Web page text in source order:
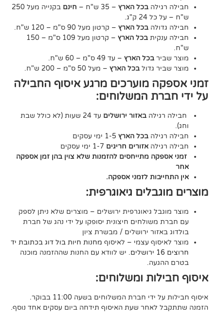
בכל הארץ– 35 ש"ח – חינם
בקנייה מעל 250
בכל הארץ – קרטון מעל 90 ס"מ – 120 ש"ח.
בכל הארץ – קרטון מעל 109 ס"מ – 150
בכל הארץ– עד 49 ס"מ – 60 ש"ח.
גדול
בכל הארץ– מעל 50 ס"מ – 200 ש"ח.
מוערכים מרגע איסוף החבילה
המשלוחים:
באזור ירושלים עד 24 שעות (לא כולל שבת
בכל הארץ1-5 ימי עסקים
אזורים חריגים1-7 ימי עסקים
מתייחסים להזמנות שלא צוין בהן זמן אספקה
לזמני אספקה.
גיאוגרפית:
גיאוגרפית ירושלים – מוצרים שלא ניתן לספק
חיצונית יסופקו על ידי נהג של חברת
ירושלים / מבשרת ציון
עצמי – לאיסוףמחנות חיות בול דוג בכתובת יד
. יש לוודא עם החנות שההזמנה מוכנה
ומשלוחים:
חברת המשלוחים בשעה 11:00 בבוקר.
לאחר שעת האיסוף תידחה ביום עסקים אחד נוסף.